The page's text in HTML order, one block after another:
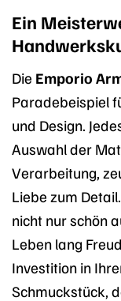
Ein
Die Emporio
Paradebeispiel
und Design.
Auswahl der
Verarbeitung,
Liebe zum
nicht nur schön
Leben lang
Investition in
Schmuckstück,